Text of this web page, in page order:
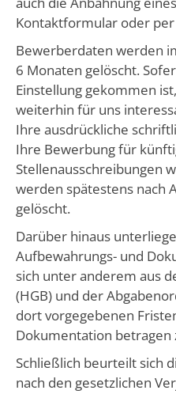
Kontaktformular oder per
Bewerberdaten werden
6 Monaten gelöscht.
Einstellung gekommen
weiterhin für uns
Ihre ausdrückliche
Ihre Bewerbung für
Stellenausschreibungen
werden spätestens nach
gelöscht.
Darüber hinaus
Aufbewahrungs- und
sich unter anderem aus
(HGB) und der
dort vorgegebenen
Dokumentation betragen
Schließlich beurteilt sich
nach den gesetzlichen